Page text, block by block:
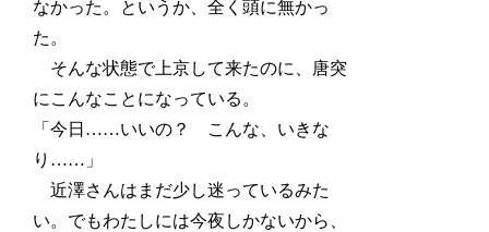
なかった。というか、全く頭に無かっ
た。
そんな状態で上京して来たのに、唐突
にこんなことになっている。
「今日……いいの？ こんな、いきな
り……」
近澤さんはまだ少し迷っているみた
い。でもわたしには今夜しかないから、